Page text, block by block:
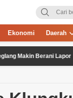
Ekonomi Daerah
Berani Lapor